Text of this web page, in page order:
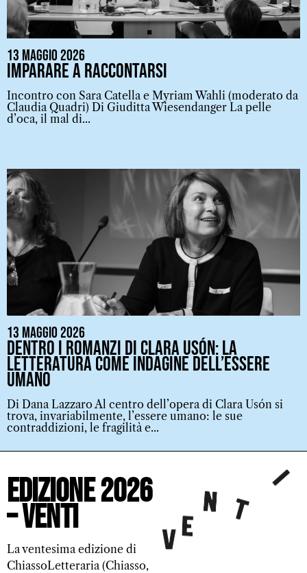
13 Maggio 2026
Imparare a raccontarsi
Incontro con Sara Catella e Myriam Wahli (moderato da
Claudia Quadri) Di Giuditta Wiesendanger La pelle
d’oca, il mal di...
13 Maggio 2026
Dentro i romanzi di Clara Usón: la
letteratura come indagine dell’essere
umano
Di Dana Lazzaro Al centro dell’opera di Clara Usón si
trova, invariabilmente, l’essere umano: le sue
contraddizioni, le fragilità e...
Edizione 2026
– VENTI
La ventesima edizione di
ChiassoLetteraria (Chiasso,